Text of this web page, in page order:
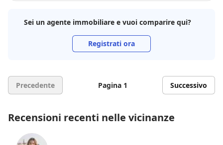
che consigliarvi di vendere o acquistare casa con
Paolo e il suo staff.
Sei un agente immobiliare e vuoi comparire qui?
Registrati ora
Precedente Pagina 1 Successivo
Recensioni recenti nelle vicinanze